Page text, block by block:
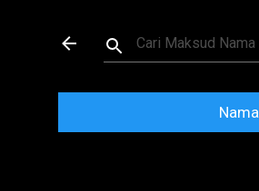
Maksud dan